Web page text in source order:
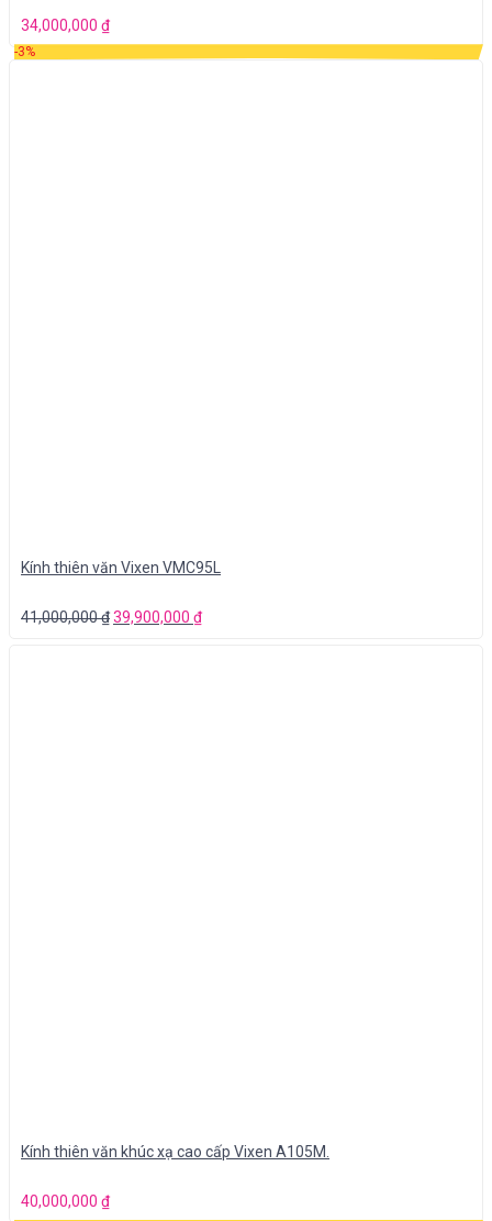
34,000,000 ₫
-3%
Kính thiên văn Vixen VMC95L
41,000,000₫39,900,000 ₫
Kính thiên văn khúc xạ cao cấp Vixen A105M.
40,000,000 ₫